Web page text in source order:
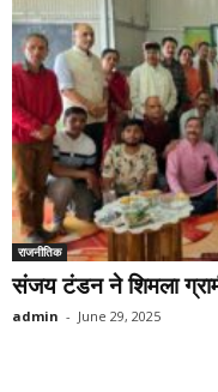
राजनीतिक
संजय टंडन ने शिमला
admin - June 29, 2025